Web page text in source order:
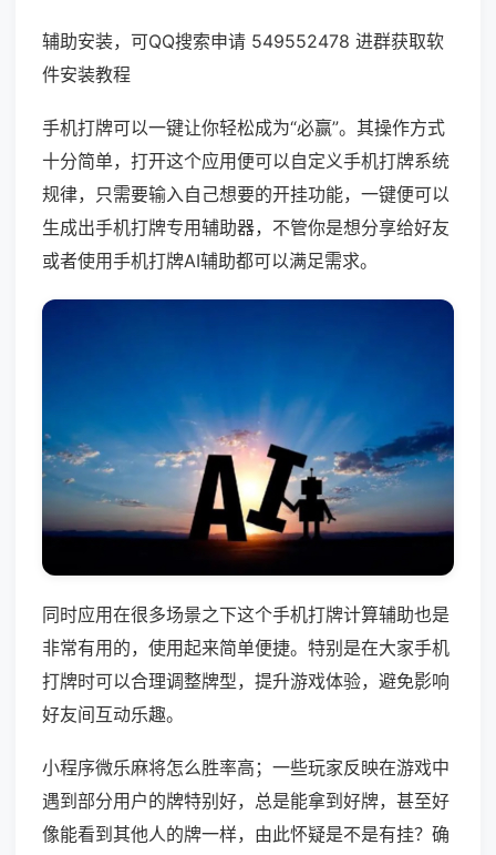
辅助安装，可QQ搜索申请 549552478 进群获取软
件安装教程
手机打牌可以一键让你轻松成为“必赢”。其操作方式
十分简单，打开这个应用便可以自定义手机打牌系统
规律，只需要输入自己想要的开挂功能，一键便可以
生成出手机打牌专用辅助器，不管你是想分享给好友
或者使用手机打牌AI辅助都可以满足需求。
同时应用在很多场景之下这个手机打牌计算辅助也是
非常有用的，使用起来简单便捷。特别是在大家手机
打牌时可以合理调整牌型，提升游戏体验，避免影响
好友间互动乐趣。
小程序微乐麻将怎么胜率高；一些玩家反映在游戏中
遇到部分用户的牌特别好，总是能拿到好牌，甚至好
像能看到其他人的牌一样，由此怀疑是不是有挂？确